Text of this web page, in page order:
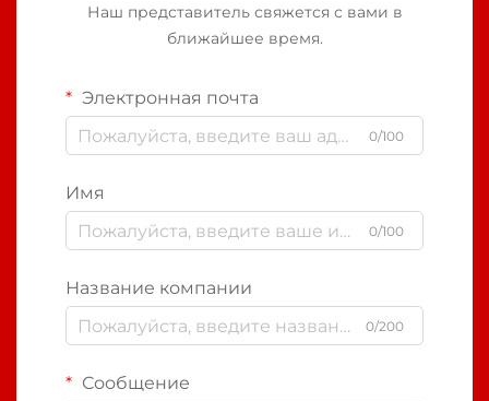
Наш представитель свяжется с вами в
ближайшее время.
Электронная почта
0/100
Имя
0/100
Название компании
0/200
Сообщение